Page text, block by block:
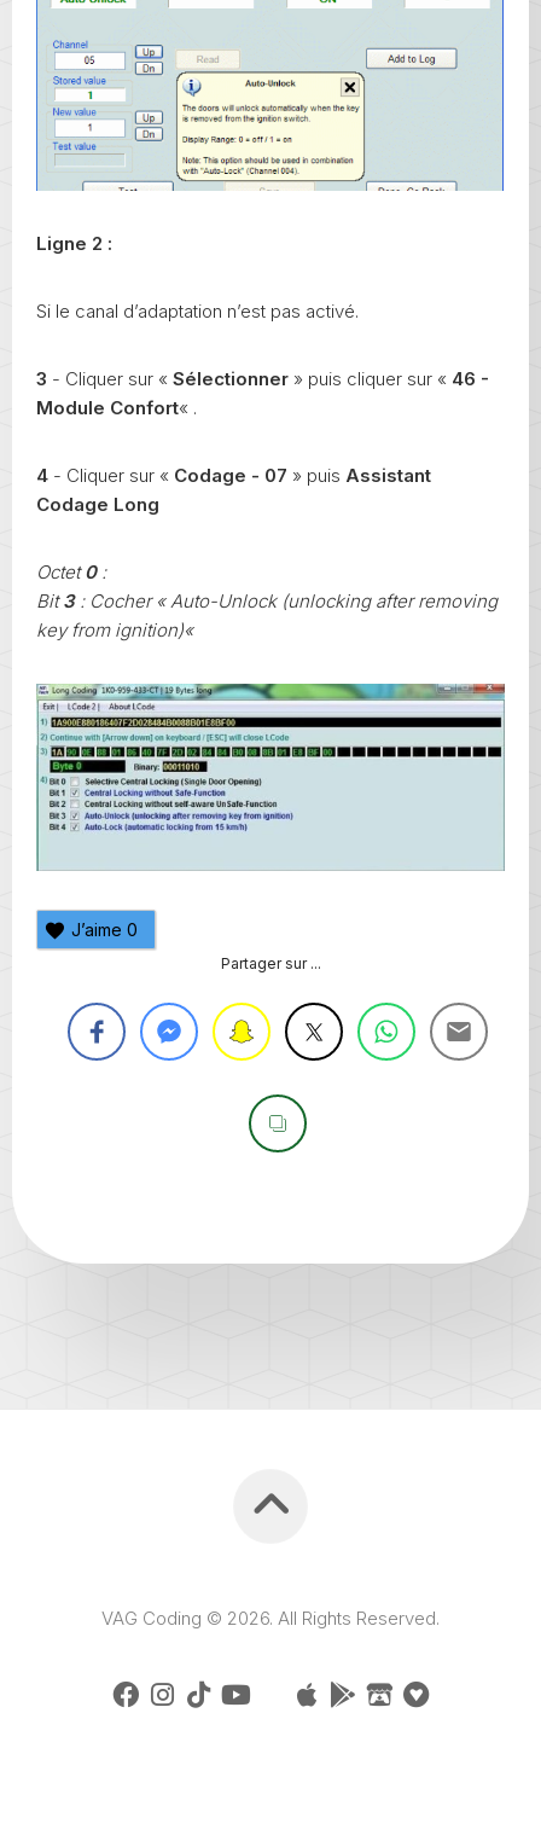
Ligne 2 :
Si le canal d’adaptation n’est pas activé.
3 - Cliquer sur « Sélectionner » puis cliquer sur « 46 -
Module Confort« .
4 - Cliquer sur « Codage - 07 » puis Assistant
Codage Long
Octet0:
Bit3 : Cocher « Auto-Unlock (unlocking after removing
key from ignition)«
J’aime 0
Partager sur ...
VAG Coding © 2026. All Rights Reserved.